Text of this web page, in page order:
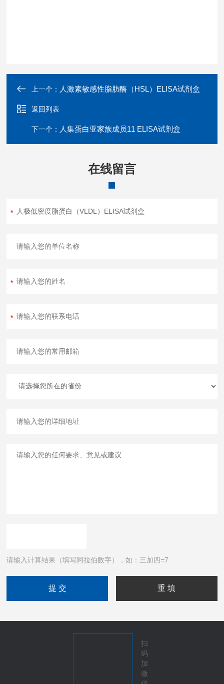
上一个： 人激素敏感性脂肪酶（HSL）ELISA试剂盒
返回列表
下一个： 人集蛋白亚家族成员11 ELISA试剂盒
在线留言
请输入计算结果（填写阿拉伯数字），如：三加四=7
扫
码
加
微